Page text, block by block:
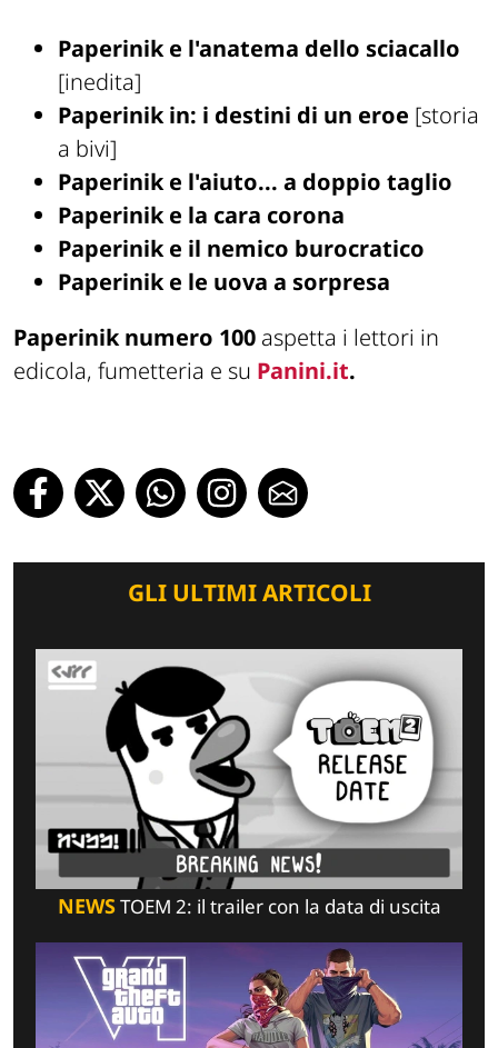
Paperinik e l'anatema dello sciacallo
[inedita]
Paperinik in: i destini di un eroe [storia
a bivi]
Paperinik e l'aiuto... a doppio taglio
Paperinik e la cara corona
Paperinik e il nemico burocratico
Paperinik e le uova a sorpresa
Paperinik numero 100 aspetta i lettori in
edicola, fumetteria e su Panini.it.
GLI ULTIMI ARTICOLI
NEWSTOEM 2: il trailer con la data di uscita